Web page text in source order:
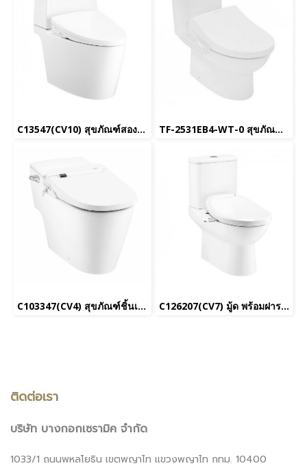
C13547(CV10) สุขภัณฑ์สองชิ้น รุ่น ริเวียร่า โปร พร้อมฝารองนั่งอัตโนมัติ C9210 (UC+) TF-2531EB4-WT-0 สุขภัณฑ์ชิ้นเดียว ใช้น้ำ 3/4.2 L รุ่น Neo Modern พร้อม EB-NB07SL1 ฝารองนั่งอเนกประสงค์ (ใช้ไฟฟ้า) รุ่น Pristine
C103347(CV4) สุขภัณฑ์ชิ้นเดียว รุ่น ซิมพลิ คอนเนค (Low Tank) พร้อมฝารองนั่งอัตโนมัติ C9204 (UC+) C126207(CV7) มู้ด พร้อมฝารองนั่งอัตโนมัติ C9207 (UC+)
ติดต่อเรา
บริษัท บางกอกเซรามิค จำกัด
1033/1 ถนนพหลโยธิน เขตพญาไท แขวงพญาไท กทม. 10400